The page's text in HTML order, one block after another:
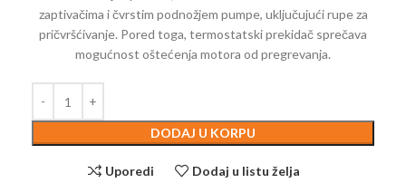
zaptivačima i čvrstim podnožjem pumpe, uključujući rupe za
pričvršćivanje. Pored toga, termostatski prekidač sprečava
mogućnost oštećenja motora od pregrevanja.
DODAJ U KORPU
Uporedi Dodaj u listu želja